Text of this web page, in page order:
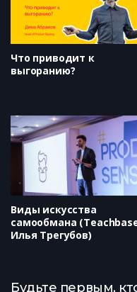
Что приводит к
выгоранию?
Виды искусства
самообмана
Илья Трегубов)
Будьте первым,